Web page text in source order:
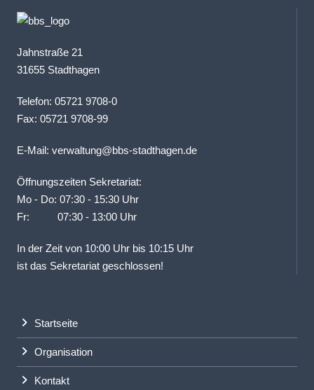
Jahnstraße 21
31655 Stadthagen
Telefon: 05721 9708-0
Fax: 05721 9708-99
E-Mail: verwaltung@bbs-stadthagen.de
Öffnungszeiten Sekretariat:
Mo - Do: 07:30 - 15:30 Uhr
Fr: 07:30 - 13:00 Uhr
In der Zeit von 10:00 Uhr bis 10:15 Uhr
ist das Sekretariat geschlossen!
Startseite
Organisation
Kontakt